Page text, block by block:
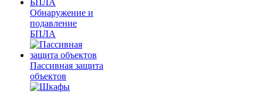
Обнаружение и
подавление
БПЛА
Пассивная защита
объектов